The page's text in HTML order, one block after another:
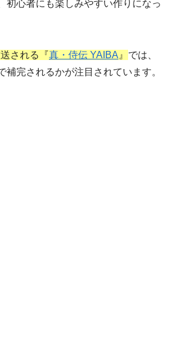
初心者にも楽しみやすい作りになっ
される『真・侍伝 YAIBA 』 では、
補完されるかが注目されています。